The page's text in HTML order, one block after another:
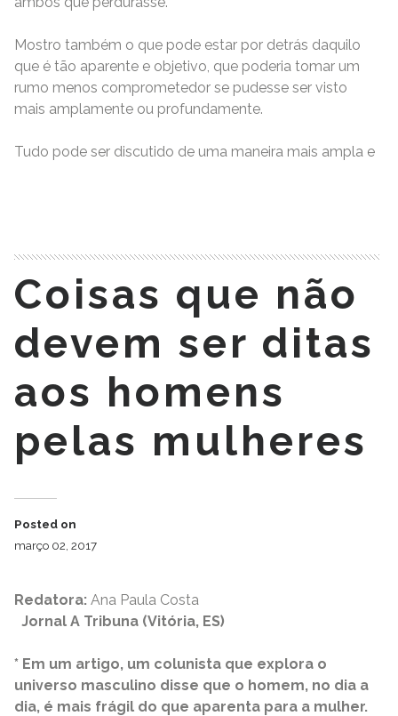
Mostro também o que pode estar por detrás daquilo
que é tão aparente e objetivo, que poderia tomar um
rumo menos comprometedor se pudesse ser visto
mais amplamente ou profundamente.
Tudo pode ser discutido de uma maneira mais ampla e
Coisas que não
devem ser ditas
aos homens
pelas mulheres
Posted on
março 02, 2017
Redatora: Ana Paula Costa
Jornal A Tribuna (Vitória, ES)
* Em um artigo, um colunista que explora o
universo masculino disse que o homem, no dia a
dia, é mais frágil do que aparenta para a mulher.